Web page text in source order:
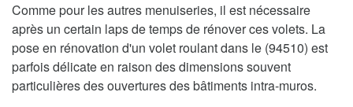
Comme pour les autres menuiseries, il est nécessaire
après un certain laps de temps de rénover ces volets. La
pose en rénovation d'un volet roulant dans le (94510) est
parfois délicate en raison des dimensions souvent
particulières des ouvertures des bâtiments intra-muros.